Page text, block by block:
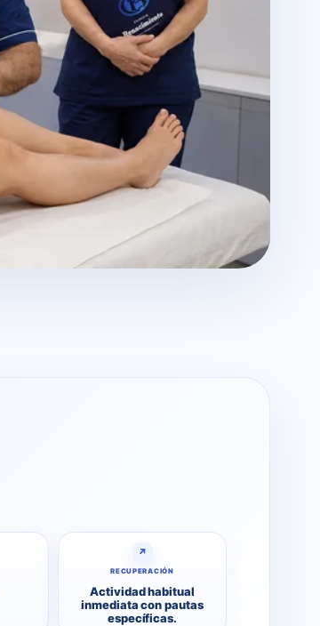
↗
RECUPERACIÓN
Actividad habitual
inmediata con pautas
específicas.